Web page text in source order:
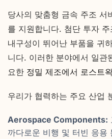
당사의 맞춤형 금속 주조 서
를 지원합니다. 첨단 투자
내구성이 뛰어난 부품을 귀
니다. 이러한 분야에서 일관
요한 정밀 제조에서 로스트
우리가 협력하는 주요 산업
Aerospace Components:
까다로운 비행 및 터빈 응용